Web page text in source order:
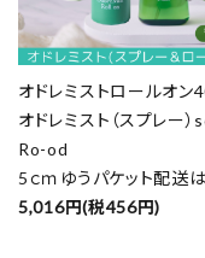
オドレミストロールオン
オドレミスト（スプレー）
Ro-od
5ｃｍゆうパケット配送
5,016円(税456円)